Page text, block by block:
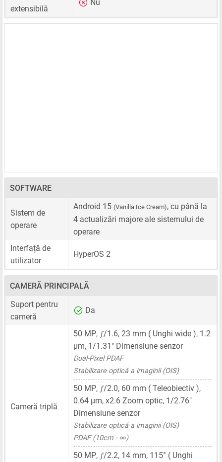
extensibilă
Nu
SOFTWARE
Sistem de
operare
Android 15 (Vanilla Ice Cream), cu până la
4 actualizări majore ale sistemului de
operare
Interfață de
utilizator
HyperOS 2
CAMERĂ PRINCIPALĂ
Suport pentru
cameră
Da
Cameră triplă
50 MP, ƒ/1.6, 23 mm ( Unghi wide ), 1.2
μm, 1/1.31" Dimensiune senzor
Dual-Pixel PDAF
Stabilizare optică a imaginii (OIS)
50 MP, ƒ/2.0, 60 mm ( Teleobiectiv ),
0.64 μm, x2.6 Zoom optic, 1/2.76"
Dimensiune senzor
Stabilizare optică a imaginii (OIS)
PDAF (10cm - ∞)
50 MP, ƒ/2.2, 14 mm, 115° ( Unghi